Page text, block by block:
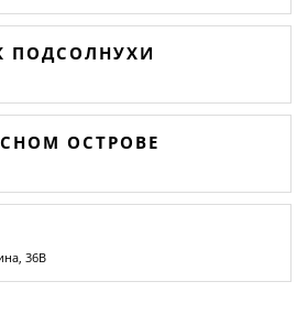
ПОДСОЛНУХИ
ОСТРОВЕ
36В